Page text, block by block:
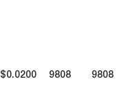
$0.0200 9808 9808